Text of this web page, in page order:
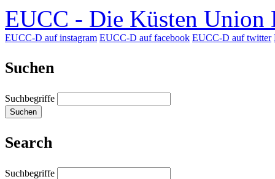
EUCC - Die Küsten Union
EUCC-D auf instagram EUCC-D auf facebook EUCC-D auf twitter
Suchen
Suchbegriffe
Suchen
Search
Suchbegriffe